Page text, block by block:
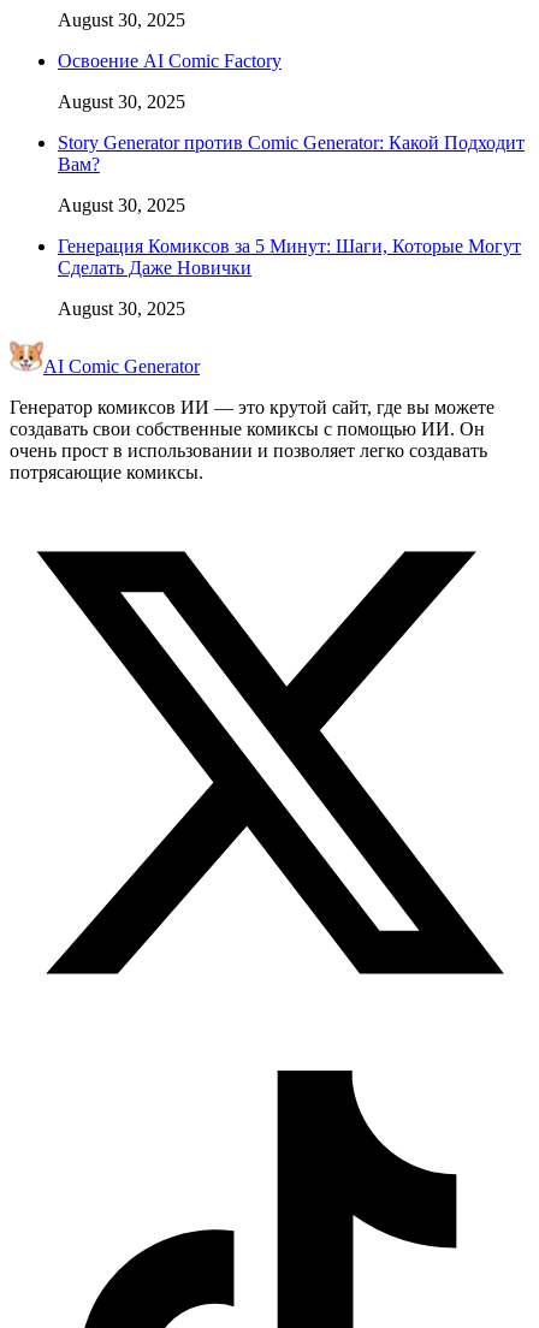
August 30, 2025
Освоение AI Comic Factory
August 30, 2025
Story Generator против Comic Generator: Какой Подходит
Вам?
August 30, 2025
Генерация Комиксов за 5 Минут: Шаги, Которые Могут
Сделать Даже Новички
August 30, 2025
AI Comic Generator
Генератор комиксов ИИ — это крутой сайт, где вы можете
создавать свои собственные комиксы с помощью ИИ. Он
очень прост в использовании и позволяет легко создавать
потрясающие комиксы.